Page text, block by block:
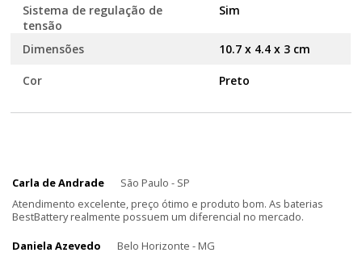
Sistema de regulação de
tensão
Sim
Dimensões 10.7 x 4.4 x 3 cm
Cor Preto
Carla de Andrade
São Paulo - SP
Atendimento excelente, preço ótimo e produto bom. As baterias
BestBattery realmente possuem um diferencial no mercado.
Daniela Azevedo
Belo Horizonte - MG